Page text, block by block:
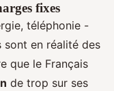
fixes
téléphonie -
sont en réalité des
que le Français
de trop sur ses